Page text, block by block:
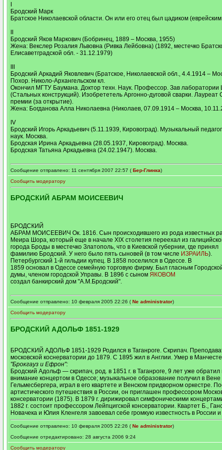
I
Бродский Марк
Братское Николаевской области. Он или его отец был цадиком
II
Бродский Яков Маркович (Бобринец, 1889 – Москва, 1955)
Жена: Векслер Розалия Львовна (Ривка Лейбовна) (1892, местечко
Елисаветградской обл. - 31.12.1979)
III
Бродский Аркадий Яковлевич (Братское, Николаевской обл., 4.4.1914 –
Похор. Николо-Архангельском кл.
Окончил МГТУ Баумана. Доктор техн. Наук. Профессор. Зав
(Стальных конструкций). Изобрететель Аргонно-дуговой сварки. Лауреат
премии (за открытие).
Жена: Богданова Алла Николаевна (Николаев, 07.09.1914 – Москва,
IV
Бродский Игорь Аркадьевич (5.11.1939, Кировоград). Музыкальный
наук. Москва.
Бродская Ирина Аркадьевна (28.05.1937, Кировоград). Москва.
Бродская Татьяна Аркадьевна (24.02.1947). Москва.
Сообщение отправлено: 11 сентября 2007 22:57 ( Бер-Глинка)
Сообщить модератору
БРОДСКИЙ АБРАМ МОИСЕЕВИЧ
БРОДСКИЙ
АБРАМ МОИСЕЕВИЧ Ок. 1816. Сын происходившего из рода известных
Меира Шора, который еще в начале ХIХ столетия переехал из
города Броды в местечко Златополь, что в Киевской губернии, где принял
фамилию Бродский. У него было пять сыновей (в том числе ИЗРАИЛЬ).
Петербургский 1-й гильдии купец. В 1858 поселился в Одессе. В
1859 основал в Одессе семейную торговую фирму. Был гласным
думы, членом городской Управы. В 1896 с сыном ЯКОВОМ
создал банкирский дом "А.М.Бродский".
Сообщение отправлено: 10 февраля 2005 22:26 ( Ne administrator)
Сообщить модератору
БРОДСКИЙ АДОЛЬФ 1851-1929
БРОДСКИЙ АДОЛЬФ 1851-1929 Родился в Таганроге. Скрипач.
московской коснерватории до 1879. С 1895 жил в Англии. Умер в
"Брокгауз и Ефрон":
Бродский Адольф — скрипач, род. в 1851 г. в Таганроге, 9 лет уже обратил
внимание концертом в Одессе; музыкальное образование получил в Вене
Гельмесбергера, играл в его квартете и Венском придворном оркестре.
артистического путешествия в России, он приглашен профессором
консерватории (1875). В 1879 г. дирижировал симфоническими
1882 г. состоит профессором Лейпцигской консерватории. Квартет Б.,
Новачека и Юлия Кленгеля завоевал себе громкую известность в России
Сообщение отправлено: 10 февраля 2005 22:26 ( Ne administrator)
Сообщение отредактировано: 28 августа 2006 9:24
Сообщить модератору